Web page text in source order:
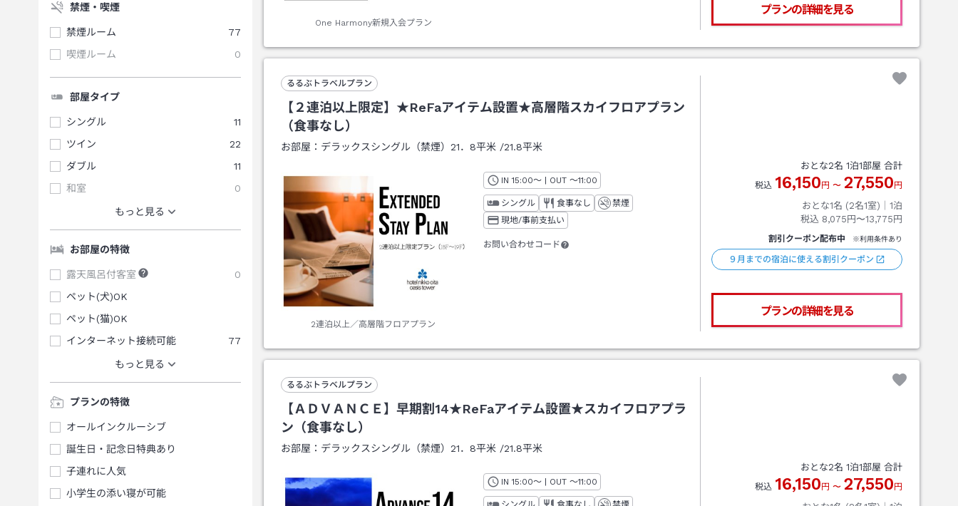
禁煙・喫煙
禁煙ルーム
77
喫煙ルーム
0
部屋タイプ
シングル
11
ツイン
22
ダブル
11
和室
0
もっと見る
お部屋の特徴
露天風呂付客室
0
ペット(犬)OK
ペット(猫)OK
インターネット接続可能
77
もっと見る
プランの特徴
オールインクルーシブ
誕生日・記念日特典あり
子連れに人気
小学生の添い寝が可能
One Harmony新規入会プラン
プランの詳細を見る
るるぶトラベルプラン
【２連泊以上限定】★ReFaアイテム設置★高層階スカイフロアプラン
（食事なし）
お部屋： デラックスシングル（禁煙）21．8平米/21.8平米
2連泊以上／高層階フロアプラン
IN チェックイン
15:00～ | OUT チェックアウト
～11:00
シングル 食事なし
禁煙
現地/事前支払い
お問い合わせコード
おとな2名 1泊1部屋 合計
税込 16,150円 〜 27,550円
おとな1名 (2名1室)｜ 1泊
税込 8,075円〜13,775円
割引クーポン配布中 ※利用条件あり
９月までの宿泊に使える割引クーポン
プランの詳細を見る
るるぶトラベルプラン
【ＡＤＶＡＮＣＥ】早期割14★ReFaアイテム設置★スカイフロアプラ
ン（食事なし）
お部屋： デラックスシングル（禁煙）21．8平米/21.8平米
IN チェックイン
15:00～ | OUT チェックアウト
～11:00
おとな2名 1泊1部屋 合計
税込 16,150円 〜 27,550円